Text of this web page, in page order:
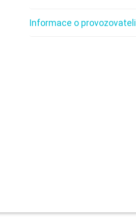
Informace o provozovateli